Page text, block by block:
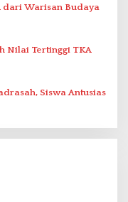
dari Warisan Budaya
Nilai Tertinggi TKA
Siswa Antusias